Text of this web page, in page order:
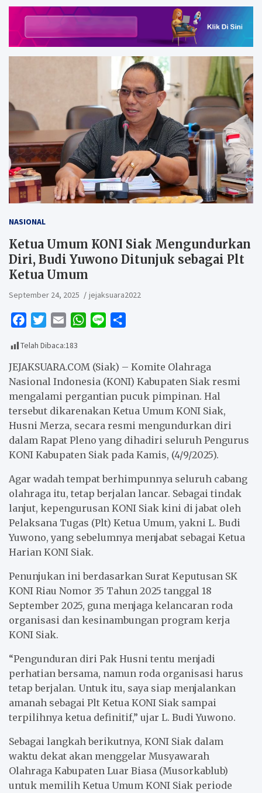
NASIONAL
Ketua Umum KONI Siak Mengundurkan
Diri, Budi Yuwono Ditunjuk sebagai Plt
Ketua Umum
September 24, 2025 jejaksuara2022
c
e
b
o
o
k
i
t
t
e
r
a
i
l
W
t
s
A
p
p
e
r
e
Telah Dibaca:183
JEJAKSUARA.COM (Siak) – Komite Olahraga
Nasional Indonesia (KONI) Kabupaten Siak resmi
mengalami pergantian pucuk pimpinan. Hal
tersebut dikarenakan Ketua Umum KONI Siak,
Husni Merza, secara resmi mengundurkan diri
dalam Rapat Pleno yang dihadiri seluruh Pengurus
KONI Kabupaten Siak pada Kamis, (4/9/2025).
Agar wadah tempat berhimpunnya seluruh cabang
olahraga itu, tetap berjalan lancar. Sebagai tindak
lanjut, kepengurusan KONI Siak kini di jabat oleh
Pelaksana Tugas (Plt) Ketua Umum, yakni L. Budi
Yuwono, yang sebelumnya menjabat sebagai Ketua
Harian KONI Siak.
Penunjukan ini berdasarkan Surat Keputusan SK
KONI Riau Nomor 35 Tahun 2025 tanggal 18
September 2025, guna menjaga kelancaran roda
organisasi dan kesinambungan program kerja
KONI Siak.
“Pengunduran diri Pak Husni tentu menjadi
perhatian bersama, namun roda organisasi harus
tetap berjalan. Untuk itu, saya siap menjalankan
amanah sebagai Plt Ketua KONI Siak sampai
terpilihnya ketua definitif,” ujar L. Budi Yuwono.
Sebagai langkah berikutnya, KONI Siak dalam
waktu dekat akan menggelar Musyawarah
Olahraga Kabupaten Luar Biasa (Musorkablub)
untuk memilih Ketua Umum KONI Siak periode